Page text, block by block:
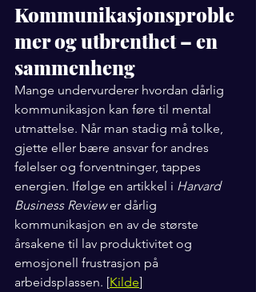
Kommunikasjonsproble
mer og utbrenthet – en
sammenheng
Mange undervurderer hvordan dårlig
kommunikasjon kan føre til mental
utmattelse. Når man stadig må tolke,
gjette eller bære ansvar for andres
følelser og forventninger, tappes
energien. Ifølge en artikkel i Harvard
Business Review er dårlig
kommunikasjon en av de største
årsakene til lav produktivitet og
emosjonell frustrasjon på
arbeidsplassen. [Kilde]